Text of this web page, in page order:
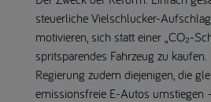
steuerliche Vielschlucker-
motivieren, sich statt einer „CO₂-
spritsparendes Fahrzeug zu
Regierung zudem diejenigen, die
emissionsfreie E-Autos umstiegen